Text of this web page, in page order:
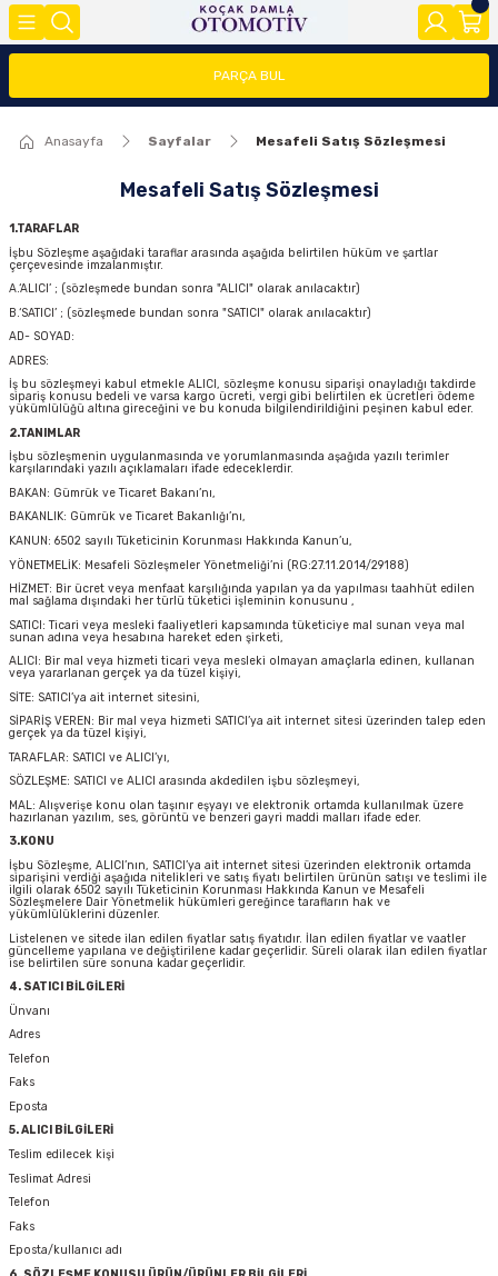
Geri Dön
FOCUS
FAR/STOP/AYNA GRUBU
FOCUS 1
FOCUS 2 (2005-2008)
FOCUS 2.5(2008-2011)
FOCUS 3.5(2015-2018)
FOCUS 4 (2019-2025)
FİESTA
FİESTA 08>
FİESTA 13 >
FİESTA 2002-2008
COURİER
COURİER 2014-2018
COURİER 2018-2023
COURİER 2023>
CONNECT
CONNECT 2002-2008
CONNECT 2008-2013
CONNECT 2014 >
TRANSİT
TRANSİT 2014-2018
TRANSİT 2018-2023
Geri Dön
MODEL Y
2020>
Geri Dön
(FMY)
PARÇA BUL
Anasayfa Sayfalar Mesafeli Satış Sözleşmesi
Mesafeli Satış Sözleşmesi
1.TARAFLAR
İşbu Sözleşme aşağıdaki taraflar arasında aşağıda belirtilen hüküm ve şartlar
çerçevesinde imzalanmıştır.
A.‘ALICI’ ; (sözleşmede bundan sonra "ALICI" olarak anılacaktır)
B.‘SATICI’ ; (sözleşmede bundan sonra "SATICI" olarak anılacaktır)
AD- SOYAD:
ADRES:
İş bu sözleşmeyi kabul etmekle ALICI, sözleşme konusu siparişi onayladığı takdirde
sipariş konusu bedeli ve varsa kargo ücreti, vergi gibi belirtilen ek ücretleri ödeme
yükümlülüğü altına gireceğini ve bu konuda bilgilendirildiğini peşinen kabul eder.
2.TANIMLAR
İşbu sözleşmenin uygulanmasında ve yorumlanmasında aşağıda yazılı terimler
karşılarındaki yazılı açıklamaları ifade edeceklerdir.
BAKAN: Gümrük ve Ticaret Bakanı’nı,
BAKANLIK: Gümrük ve Ticaret Bakanlığı’nı,
KANUN: 6502 sayılı Tüketicinin Korunması Hakkında Kanun’u,
YÖNETMELİK: Mesafeli Sözleşmeler Yönetmeliği’ni (RG:27.11.2014/29188)
HİZMET: Bir ücret veya menfaat karşılığında yapılan ya da yapılması taahhüt edilen
mal sağlama dışındaki her türlü tüketici işleminin konusunu ,
SATICI: Ticari veya mesleki faaliyetleri kapsamında tüketiciye mal sunan veya mal
sunan adına veya hesabına hareket eden şirketi,
ALICI: Bir mal veya hizmeti ticari veya mesleki olmayan amaçlarla edinen, kullanan
veya yararlanan gerçek ya da tüzel kişiyi,
SİTE: SATICI’ya ait internet sitesini,
SİPARİŞ VEREN: Bir mal veya hizmeti SATICI’ya ait internet sitesi üzerinden talep eden
gerçek ya da tüzel kişiyi,
TARAFLAR: SATICI ve ALICI’yı,
SÖZLEŞME: SATICI ve ALICI arasında akdedilen işbu sözleşmeyi,
MAL: Alışverişe konu olan taşınır eşyayı ve elektronik ortamda kullanılmak üzere
hazırlanan yazılım, ses, görüntü ve benzeri gayri maddi malları ifade eder.
3.KONU
İşbu Sözleşme, ALICI’nın, SATICI’ya ait internet sitesi üzerinden elektronik ortamda
siparişini verdiği aşağıda nitelikleri ve satış fiyatı belirtilen ürünün satışı ve teslimi ile
ilgili olarak 6502 sayılı Tüketicinin Korunması Hakkında Kanun ve Mesafeli
Sözleşmelere Dair Yönetmelik hükümleri gereğince tarafların hak ve
yükümlülüklerini düzenler.
Listelenen ve sitede ilan edilen fiyatlar satış fiyatıdır. İlan edilen fiyatlar ve vaatler
güncelleme yapılana ve değiştirilene kadar geçerlidir. Süreli olarak ilan edilen fiyatlar
ise belirtilen süre sonuna kadar geçerlidir.
4. SATICI BİLGİLERİ
Ünvanı
Adres
Telefon
Faks
Eposta
5. ALICI BİLGİLERİ
Teslim edilecek kişi
Teslimat Adresi
Telefon
Faks
Eposta/kullanıcı adı